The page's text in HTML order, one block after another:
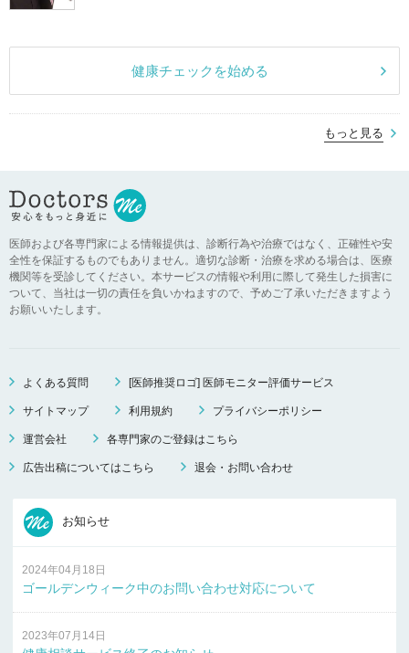
健康チェックを始める
もっと見る
医師および各専門家による情報提供は、診断行為や治療ではなく、正確性や安
全性を保証するものでもありません。適切な診断・治療を求める場合は、医療
機関等を受診してください。本サービスの情報や利用に際して発生した損害に
ついて、当社は一切の責任を負いかねますので、予めご了承いただきますよう
お願いいたします。
よくある質問 [医師推奨ロゴ] 医師モニター評価サービス
サイトマップ 利用規約 プライバシーポリシー
運営会社 各専門家のご登録はこちら
広告出稿についてはこちら 退会・お問い合わせ
お知らせ
2024年04月18日
ゴールデンウィーク中のお問い合わせ対応について
2023年07月14日